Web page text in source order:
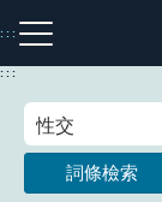
到
主
:::
注音索引圖示
:::
詞條檢索